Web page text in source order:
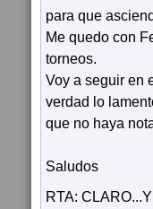
para que
Me quedo con
torneos.
Voy a seguir en
verdad lo
que no haya
Saludos
RTA: